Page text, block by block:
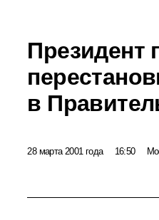
Президент
в
28 марта 2001 года 16:50